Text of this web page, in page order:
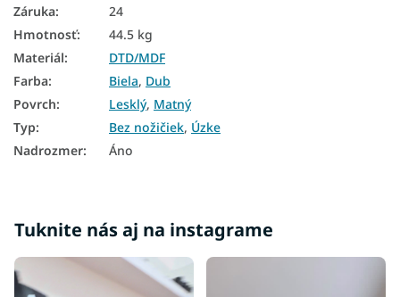
Záruka:
24
Hmotnosť:
44.5 kg
Materiál:
DTD/MDF
Farba: Biela, Dub
Povrch: Lesklý, Matný
Typ: Bez nožičiek, Úzke
Nadrozmer: Áno
Tuknite nás aj na instagrame